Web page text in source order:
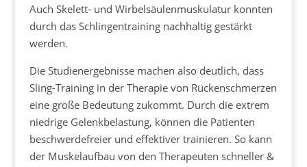
Auch Skelett- und Wirbelsäulenmuskulatur konnten
durch das Schlingentraining nachhaltig gestärkt
werden.
Die Studienergebnisse machen also deutlich, dass
Sling-Training in der Therapie von Rückenschmerzen
eine große Bedeutung zukommt. Durch die extrem
niedrige Gelenkbelastung, können die Patienten
beschwerdefreier und effektiver trainieren. So kann
der Muskelaufbau von den Therapeuten schneller &